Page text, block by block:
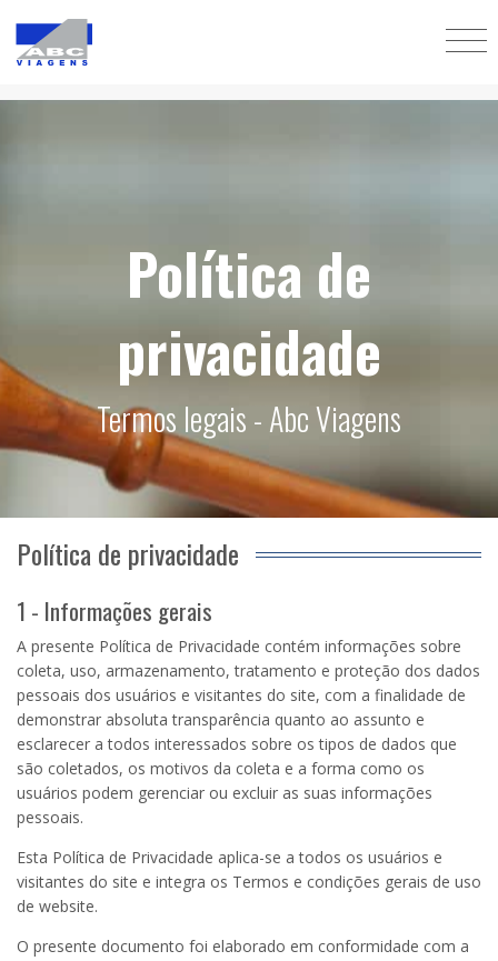
Política de
privacidade
Termos legais - Abc Viagens
Política de privacidade
1 - Informações gerais
A presente Política de Privacidade contém informações sobre
coleta, uso, armazenamento, tratamento e proteção dos dados
pessoais dos usuários e visitantes do site, com a finalidade de
demonstrar absoluta transparência quanto ao assunto e
esclarecer a todos interessados sobre os tipos de dados que
são coletados, os motivos da coleta e a forma como os
usuários podem gerenciar ou excluir as suas informações
pessoais.
Esta Política de Privacidade aplica-se a todos os usuários e
visitantes do site e integra os Termos e condições gerais de uso
de website.
O presente documento foi elaborado em conformidade com a